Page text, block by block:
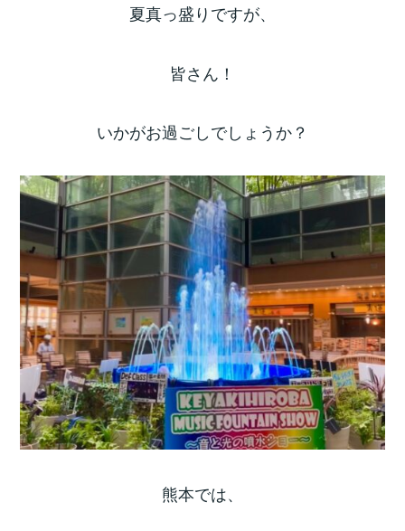
夏真っ盛りですが、
皆さん！
いかがお過ごしでしょうか？
熊本では、